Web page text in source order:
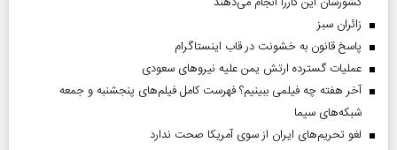
‌زائران سبز
پاسخ قانون به خشونت در قاب اینستاگرام
عملیات گسترده ارتش یمن علیه نیروهای سعودی
آخر هفته چه فیلمی ببینیم؟ فهرست کامل فیلم‌های پنجشنبه و جمعه
شبکه‌های سیما
لغو تحریم‌های ایران از سوی آمریکا صحت ندارد